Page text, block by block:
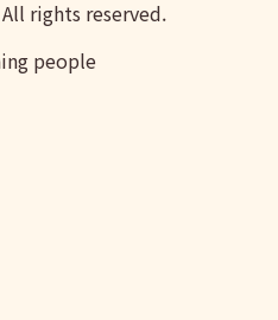
All rights reserved.
people